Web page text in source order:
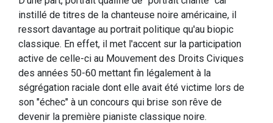
instillé de titres de la chanteuse noire américaine, il
ressort davantage au portrait politique qu'au biopic
classique. En effet, il met l'accent sur la participation
active de celle-ci au Mouvement des Droits Civiques
des années 50-60 mettant fin légalement à la
ségrégation raciale dont elle avait été victime lors de
son "échec" à un concours qui brise son rêve de
devenir la première pianiste classique noire.